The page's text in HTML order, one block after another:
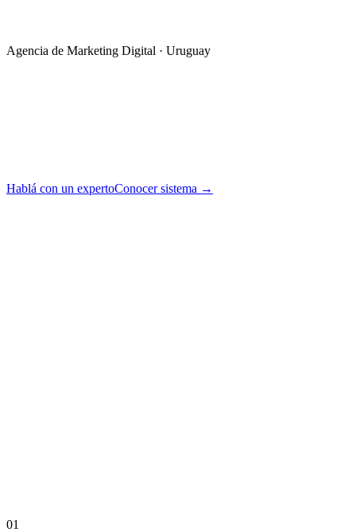
Agencia de Marketing Digital · Uruguay
Hablá con un expertoConocer sistema →
01